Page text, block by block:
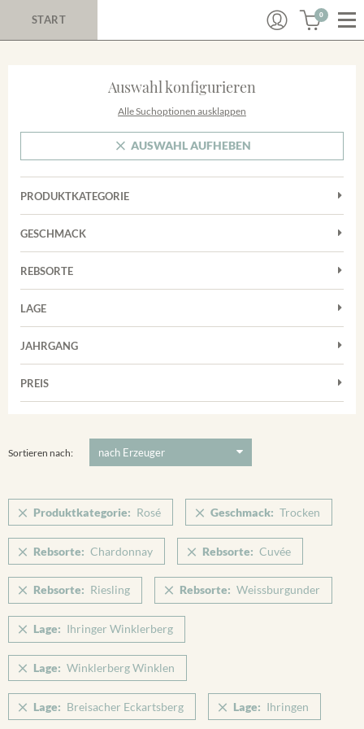
START 0
Auswahl konfigurieren
Alle Suchoptionen ausklappen
AUSWAHL AUFHEBEN
PRODUKTKATEGORIE
Cuvées
Rosé
Weißwein
GESCHMACK
Trocken
REBSORTE
Chardonnay
Grauburgunder
Riesling
Spätburgunder
LAGE
Achkarrer Schlossberg
Vorderer Winklerberg
Winklerberg Hinter Winklen
Winklerberg Winklen
Ihringen
JAHRGANG
PREIS
Sortieren nach:
Produktkategorie: Rosé Geschmack: Trocken
Rebsorte: Chardonnay Rebsorte: Cuvée
Rebsorte: Riesling Rebsorte: Weissburgunder
Lage: Ihringer Winklerberg
Lage: Winklerberg Winklen
Lage: Breisacher Eckartsberg Lage: Ihringen